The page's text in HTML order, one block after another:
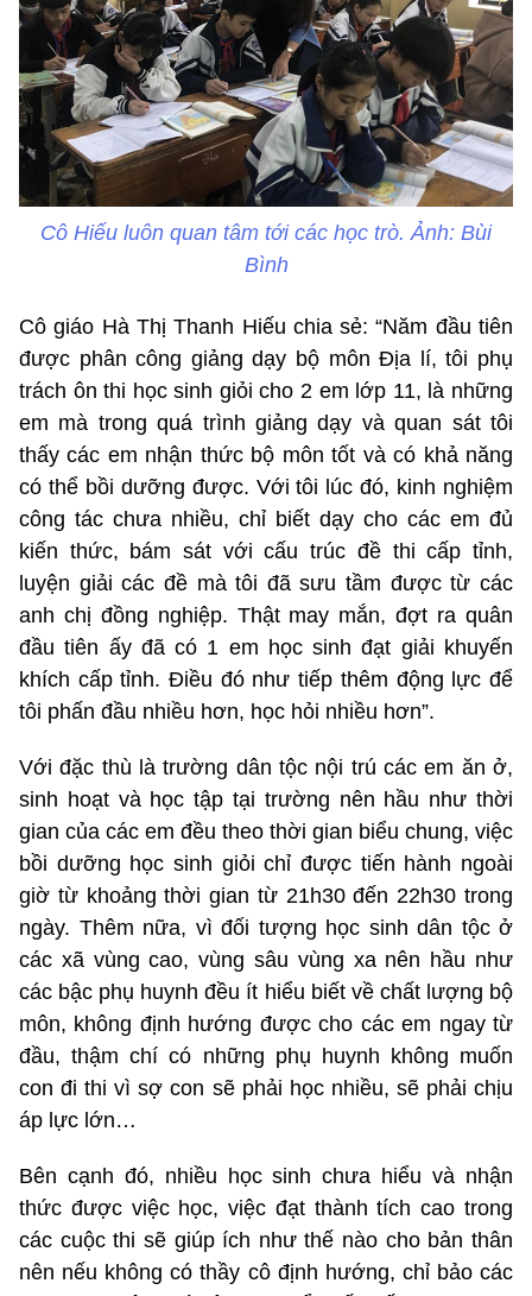
Cô Hiếu luôn quan tâm tới các học trò. Ảnh: Bùi
Bình
Cô giáo Hà Thị Thanh Hiếu chia sẻ: “Năm đầu tiên
được phân công giảng dạy bộ môn Địa lí, tôi phụ
trách ôn thi học sinh giỏi cho 2 em lớp 11, là những
em mà trong quá trình giảng dạy và quan sát tôi
thấy các em nhận thức bộ môn tốt và có khả năng
có thể bồi dưỡng được. Với tôi lúc đó, kinh nghiệm
công tác chưa nhiều, chỉ biết dạy cho các em đủ
kiến thức, bám sát với cấu trúc đề thi cấp tỉnh,
luyện giải các đề mà tôi đã sưu tầm được từ các
anh chị đồng nghiệp. Thật may mắn, đợt ra quân
đầu tiên ấy đã có 1 em học sinh đạt giải khuyến
khích cấp tỉnh. Điều đó như tiếp thêm động lực để
tôi phấn đầu nhiều hơn, học hỏi nhiều hơn”.
Với đặc thù là trường dân tộc nội trú các em ăn ở,
sinh hoạt và học tập tại trường nên hầu như thời
gian của các em đều theo thời gian biểu chung, việc
bồi dưỡng học sinh giỏi chỉ được tiến hành ngoài
giờ từ khoảng thời gian từ 21h30 đến 22h30 trong
ngày. Thêm nữa, vì đối tượng học sinh dân tộc ở
các xã vùng cao, vùng sâu vùng xa nên hầu như
các bậc phụ huynh đều ít hiểu biết về chất lượng bộ
môn, không định hướng được cho các em ngay từ
đầu, thậm chí có những phụ huynh không muốn
con đi thi vì sợ con sẽ phải học nhiều, sẽ phải chịu
áp lực lớn…
Bên cạnh đó, nhiều học sinh chưa hiểu và nhận
thức được việc học, việc đạt thành tích cao trong
các cuộc thi sẽ giúp ích như thế nào cho bản thân
nên nếu không có thầy cô định hướng, chỉ bảo các